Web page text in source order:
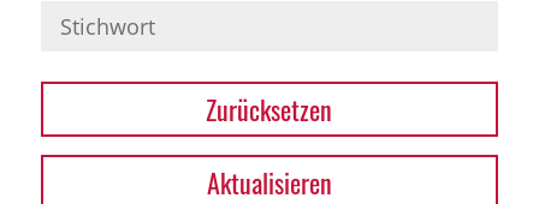
Zurücksetzen
Aktualisieren